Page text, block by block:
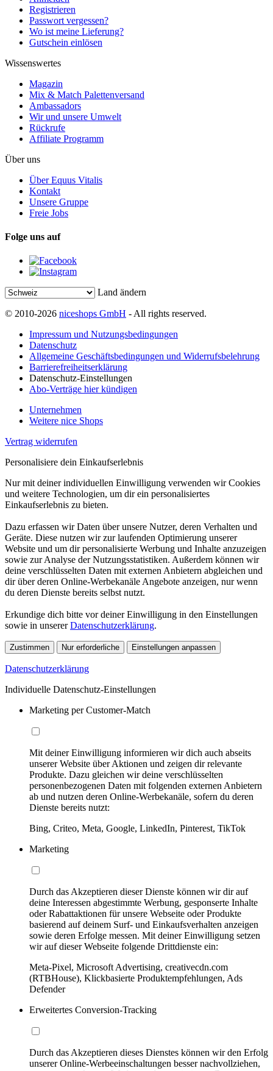
Registrieren
Passwort vergessen?
Wo ist meine Lieferung?
Gutschein einlösen
Wissenswertes
Magazin
Mix & Match Palettenversand
Ambassadors
Wir und unsere Umwelt
Rückrufe
Affiliate Programm
Über uns
Über Equus Vitalis
Kontakt
Unsere Gruppe
Freie Jobs
Folge uns auf
Land ändern
© 2010-2026 niceshops GmbH - All rights reserved.
Impressum und Nutzungsbedingungen
Datenschutz
Allgemeine Geschäftsbedingungen und Widerrufsbelehrung
Barrierefreiheitserklärung
Datenschutz-Einstellungen
Abo-Verträge hier kündigen
Unternehmen
Weitere nice Shops
Vertrag widerrufen
Personalisiere dein Einkaufserlebnis
Nur mit deiner individuellen Einwilligung verwenden wir Cookies
und weitere Technologien, um dir ein personalisiertes
Einkaufserlebnis zu bieten.
Dazu erfassen wir Daten über unsere Nutzer, deren Verhalten und
Geräte. Diese nutzen wir zur laufenden Optimierung unserer
Website und um dir personalisierte Werbung und Inhalte anzuzeigen
sowie zur Analyse der Nutzungsstatistiken. Außerdem können wir
deine verschlüsselten Daten mit externen Anbietern abgleichen und
dir über deren Online-Werbekanäle Angebote anzeigen, nur wenn
du deren Dienste bereits selbst nutzt.
Erkundige dich bitte vor deiner Einwilligung in den Einstellungen
sowie in unsererDatenschutzerklärung.
Zustimmen Nur erforderliche Einstellungen anpassen
Datenschutzerklärung
Individuelle Datenschutz-Einstellungen
Marketing per Customer-Match
Mit deiner Einwilligung informieren wir dich auch abseits
unserer Website über Aktionen und zeigen dir relevante
Produkte. Dazu gleichen wir deine verschlüsselten
personenbezogenen Daten mit folgenden externen Anbietern
ab und nutzen deren Online-Werbekanäle, sofern du deren
Dienste bereits nutzt:
Bing, Criteo, Meta, Google, LinkedIn, Pinterest, TikTok
Marketing
Durch das Akzeptieren dieser Dienste können wir dir auf
deine Interessen abgestimmte Werbung, gesponserte Inhalte
oder Rabattaktionen für unsere Webseite oder Produkte
basierend auf deinem Surf- und Einkaufsverhalten anzeigen
sowie deren Erfolge messen. Mit deiner Einwilligung setzen
wir auf dieser Webseite folgende Drittdienste ein:
Meta-Pixel, Microsoft Advertising, creativecdn.com
(RTBHouse), Klickbasierte Produktempfehlungen, Ads
Defender
Erweitertes Conversion-Tracking
Durch das Akzeptieren dieses Dienstes können wir den Erfolg
unserer Online-Werbeeinschaltungen besser nachvollziehen,